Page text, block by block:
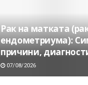
Рак на матката
ендометриума):
причини,
07/08/2026